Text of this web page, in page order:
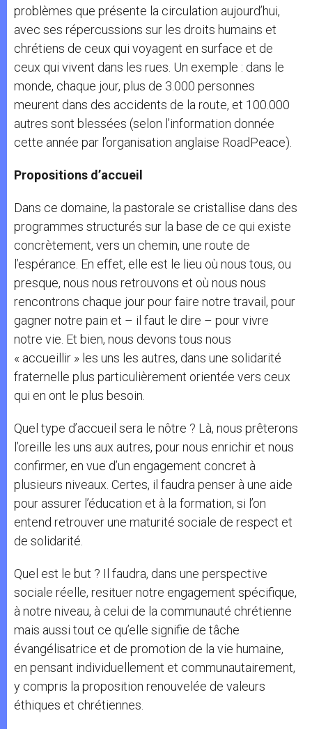
problèmes que présente la circulation aujourd’hui,
avec ses répercussions sur les droits humains et
chrétiens de ceux qui voyagent en surface et de
ceux qui vivent dans les rues. Un exemple : dans le
monde, chaque jour, plus de 3.000 personnes
meurent dans des accidents de la route, et 100.000
autres sont blessées (selon l’information donnée
cette année par l’organisation anglaise RoadPeace).
Propositions d’accueil
Dans ce domaine, la pastorale se cristallise dans des
programmes structurés sur la base de ce qui existe
concrètement, vers un chemin, une route de
l’espérance. En effet, elle est le lieu où nous tous, ou
presque, nous nous retrouvons et où nous nous
rencontrons chaque jour pour faire notre travail, pour
gagner notre pain et – il faut le dire – pour vivre
notre vie. Et bien, nous devons tous nous
« accueillir » les uns les autres, dans une solidarité
fraternelle plus particulièrement orientée vers ceux
qui en ont le plus besoin.
Quel type d’accueil sera le nôtre ? Là, nous prêterons
l’oreille les uns aux autres, pour nous enrichir et nous
confirmer, en vue d’un engagement concret à
plusieurs niveaux. Certes, il faudra penser à une aide
pour assurer l’éducation et à la formation, si l’on
entend retrouver une maturité sociale de respect et
de solidarité.
Quel est le but ? Il faudra, dans une perspective
sociale réelle, resituer notre engagement spécifique,
à notre niveau, à celui de la communauté chrétienne
mais aussi tout ce qu’elle signifie de tâche
évangélisatrice et de promotion de la vie humaine,
en pensant individuellement et communautairement,
y compris la proposition renouvelée de valeurs
éthiques et chrétiennes.